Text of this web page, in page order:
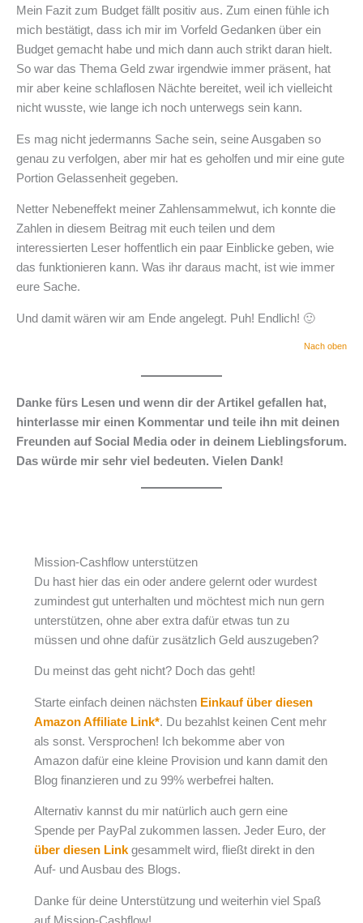
Mein Fazit zum Budget fällt positiv aus. Zum einen fühle ich
mich bestätigt, dass ich mir im Vorfeld Gedanken über ein
Budget gemacht habe und mich dann auch strikt daran hielt.
So war das Thema Geld zwar irgendwie immer präsent, hat
mir aber keine schlaflosen Nächte bereitet, weil ich vielleicht
nicht wusste, wie lange ich noch unterwegs sein kann.
Es mag nicht jedermanns Sache sein, seine Ausgaben so
genau zu verfolgen, aber mir hat es geholfen und mir eine gute
Portion Gelassenheit gegeben.
Netter Nebeneffekt meiner Zahlensammelwut, ich konnte die
Zahlen in diesem Beitrag mit euch teilen und dem
interessierten Leser hoffentlich ein paar Einblicke geben, wie
das funktionieren kann. Was ihr daraus macht, ist wie immer
eure Sache.
Und damit wären wir am Ende angelegt. Puh! Endlich! 🙂
Nach oben
Danke fürs Lesen und wenn dir der Artikel gefallen hat,
hinterlasse mir einen Kommentar und teile ihn mit deinen
Freunden auf Social Media oder in deinem Lieblingsforum.
Das würde mir sehr viel bedeuten. Vielen Dank!
Mission-Cashflow unterstützen
Du hast hier das ein oder andere gelernt oder wurdest
zumindest gut unterhalten und möchtest mich nun gern
unterstützen, ohne aber extra dafür etwas tun zu
müssen und ohne dafür zusätzlich Geld auszugeben?
Du meinst das geht nicht? Doch das geht!
Starte einfach deinen nächsten Einkauf über diesen
Amazon Affiliate Link*. Du bezahlst keinen Cent mehr
als sonst. Versprochen! Ich bekomme aber von
Amazon dafür eine kleine Provision und kann damit den
Blog finanzieren und zu 99% werbefrei halten.
Alternativ kannst du mir natürlich auch gern eine
Spende per PayPal zukommen lassen. Jeder Euro, der
über diesen Linkgesammelt wird, fließt direkt in den
Auf- und Ausbau des Blogs.
Danke für deine Unterstützung und weiterhin viel Spaß